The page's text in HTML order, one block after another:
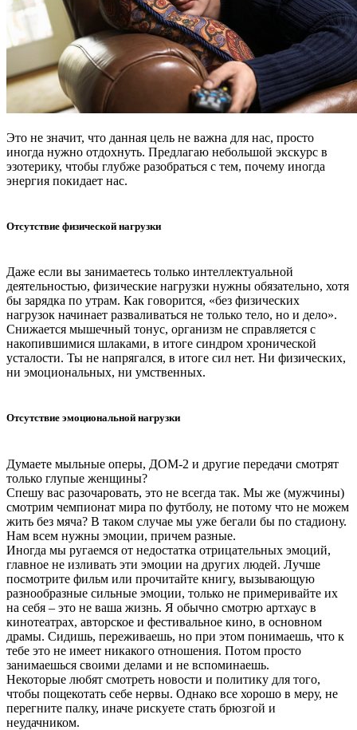
Это не значит, что данная цель не важна для нас, просто
иногда нужно отдохнуть. Предлагаю небольшой экскурс в
эзотерику, чтобы глубже разобраться с тем, почему иногда
энергия покидает нас.
Отсутствие физической нагрузки
Даже если вы занимаетесь только интеллектуальной
деятельностью, физические нагрузки нужны обязательно, хотя
бы зарядка по утрам. Как говорится, «без физических
нагрузок начинает разваливаться не только тело, но и дело».
Снижается мышечный тонус, организм не справляется с
накопившимися шлаками, в итоге синдром хронической
усталости. Ты не напрягался, в итоге сил нет. Ни физических,
ни эмоциональных, ни умственных.
Отсутствие эмоциональной нагрузки
Думаете мыльные оперы, ДОМ-2 и другие передачи смотрят
только глупые женщины?
Спешу вас разочаровать, это не всегда так. Мы же (мужчины)
смотрим чемпионат мира по футболу, не потому что не можем
жить без мяча? В таком случае мы уже бегали бы по стадиону.
Нам всем нужны эмоции, причем разные.
Иногда мы ругаемся от недостатка отрицательных эмоций,
главное не изливать эти эмоции на других людей. Лучше
посмотрите фильм или прочитайте книгу, вызывающую
разнообразные сильные эмоции, только не примеривайте их
на себя – это не ваша жизнь. Я обычно смотрю артхаус в
кинотеатрах, авторское и фестивальное кино, в основном
драмы. Сидишь, переживаешь, но при этом понимаешь, что к
тебе это не имеет никакого отношения. Потом просто
занимаешься своими делами и не вспоминаешь.
Некоторые любят смотреть новости и политику для того,
чтобы пощекотать себе нервы. Однако все хорошо в меру, не
перегните палку, иначе рискуете стать брюзгой и
неудачником.